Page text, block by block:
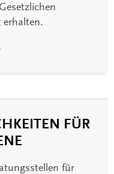
erhalten.
FÜR
für